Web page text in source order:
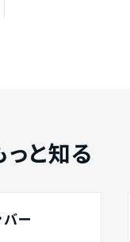
と知る
ー